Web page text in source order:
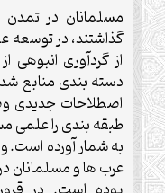
مسلمانان در تمدن
گذاشتند، در توسعه
از گردآورى انبوهى
دسته بندى منابع
اصطلاحات جديدى
طبقه بندى را علمى
به شمار آورده است.
عرب ها و مسلمانان